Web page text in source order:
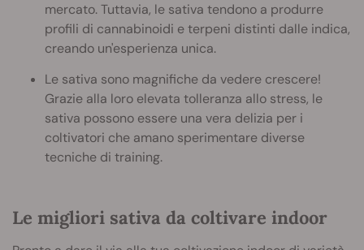
mercato. Tuttavia, le sativa tendono a produrre
profili di cannabinoidi e terpeni distinti dalle indica,
creando un'esperienza unica.
Le sativa sono magnifiche da vedere crescere!
Grazie alla loro elevata tolleranza allo stress, le
sativa possono essere una vera delizia per i
coltivatori che amano sperimentare diverse
tecniche di training.
Le migliori sativa da coltivare indoor